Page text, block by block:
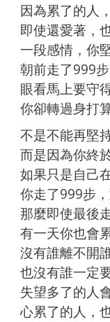
因為累了的人，
即使還愛著，
一段感情，你
朝前走了999步
眼看馬上要守
你卻轉過身打
不是不能再堅
而是因為你終
如果只是自己
你走了999步
那麼即使最後
有一天你也會
沒有誰離不開
也沒有誰一定
失望多了的人
心累了的人，